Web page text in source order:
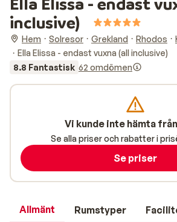
inclusive)
Hem Solresor Grekland Rhodos
Ella Elissa - endast vuxna (all inclusive)
8.8 Fantastisk 62 omdömen
Allmänt Rumstyper
Vi kunde inte hämta
Se alla priser och rabatter i
Se priser